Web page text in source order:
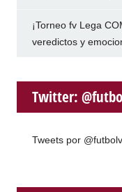
¡Torneo fv Lega
veredictos y
Twitter:
Tweets por